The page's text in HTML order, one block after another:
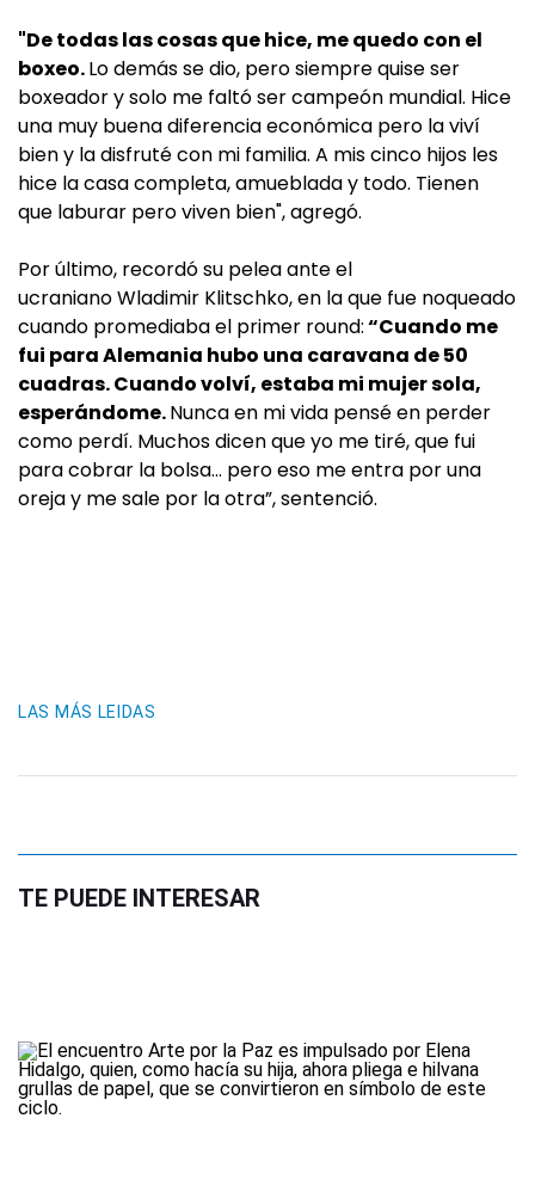
"De todas las cosas que hice, me quedo con el
boxeo.Lo demás se dio, pero siempre quise ser
boxeador y solo me faltó ser campeón mundial. Hice
una muy buena diferencia económica pero la viví
bien y la disfruté con mi familia. A mis cinco hijos les
hice la casa completa, amueblada y todo. Tienen
que laburar pero viven bien", agregó.
Por último, recordó su pelea ante el
ucraniano Wladimir Klitschko, en la que fue noqueado
cuando promediaba el primer round:“Cuando me
fui para Alemania hubo una caravana de 50
cuadras. Cuando volví, estaba mi mujer sola,
esperándome.Nunca en mi vida pensé en perder
como perdí. Muchos dicen que yo me tiré, que fui
para cobrar la bolsa… pero eso me entra por una
oreja y me sale por la otra”, sentenció.
LAS MÁS LEIDAS
TE PUEDE INTERESAR